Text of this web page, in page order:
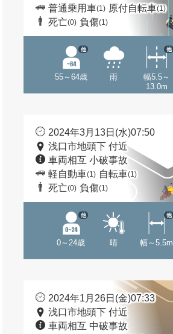
普通乗用車(1) 原付自転車(1)
死亡(0) 負傷(1)
55～64歳
他
雨
幅5.5～
13.0m
他
2024年3月13日(水)07:50
浅口市地頭下 付近
車両相互 小破事故
軽自動車(1) 自転車(1)
死亡(0) 負傷(1)
0～24歳
他
晴 幅～5.5m
他
2024年1月26日(金)07:33
浅口市地頭下 付近
車両相互 中破事故